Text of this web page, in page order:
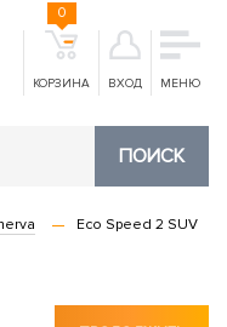
КОРЗИНА
0
ВХОД МЕНЮ
ПОИСК
Eco Speed 2 SUV